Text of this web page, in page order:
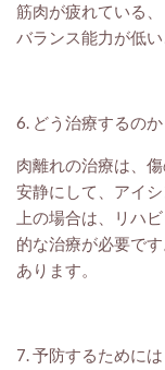
筋肉が疲れている
バランス能力が低
6. どう治療するのか
肉離れの治療は、
安静にして、アイ
上の場合は、リハ
的な治療が必要で
あります。
7. 予防するためには